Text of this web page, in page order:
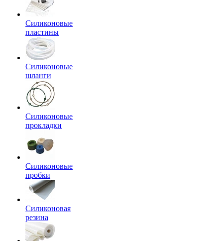
Силиконовые
пластины
Силиконовые
шланги
Силиконовые
прокладки
Силиконовые
пробки
Силиконовая
резина